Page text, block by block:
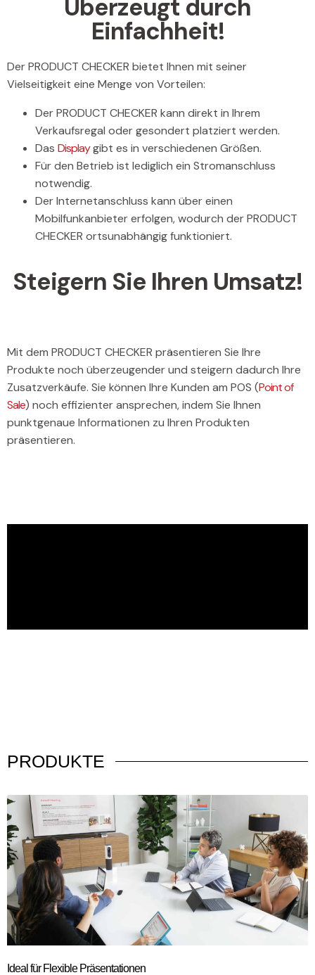
Überzeugt durch
Einfachheit!
Der PRODUCT CHECKER bietet Ihnen mit seiner
Vielseitigkeit eine Menge von Vorteilen:
Der PRODUCT CHECKER kann direkt in Ihrem
Verkaufsregal oder gesondert platziert werden.
Das Displaygibt es in verschiedenen Größen.
Für den Betrieb ist lediglich ein Stromanschluss
notwendig.
Der Internetanschluss kann über einen
Mobilfunkanbieter erfolgen, wodurch der PRODUCT
CHECKER ortsunabhängig funktioniert.
Steigern Sie Ihren Umsatz!
Mit dem PRODUCT CHECKER präsentieren Sie Ihre
Produkte noch überzeugender und steigern dadurch Ihre
Zusatzverkäufe. Sie können Ihre Kunden am POS (Point of
Sale) noch effizienter ansprechen, indem Sie Ihnen
punktgenaue Informationen zu Ihren Produkten
präsentieren.
PRODUKTE
Ideal für Flexible Präsentationen